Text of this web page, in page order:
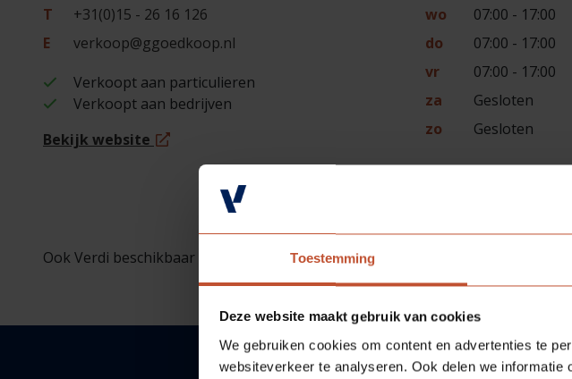
Toestemming
Deze website maakt gebruik van cookies
We gebruiken cookies om content en advertenties te
websiteverkeer te analyseren. Ook delen we
T
+31(0)15 - 26 16 126
E
verkoop@ggoedkoop.nl
Verkoopt aan particulieren
Verkoopt aan bedrijven
Bekijk website
wo
07:00 - 17:00
do
07:00 - 17:00
vr
07:00 - 17:00
za
Gesloten
zo
Gesloten
Ook Verdi beschikbaar bij deze vestiging (op bestelling).